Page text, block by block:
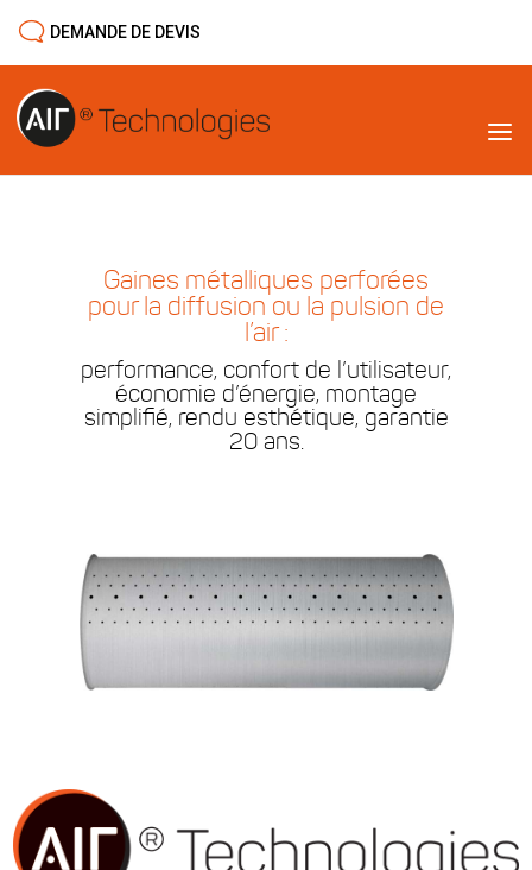
DEMANDE DE DEVIS
Gaines métalliques perforées
pour la diffusion ou la pulsion de
l’air :
performance, confort de l’utilisateur,
économie d’énergie, montage
simplifié, rendu esthétique, garantie
20 ans.